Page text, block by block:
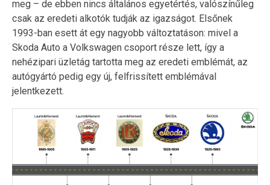
meg – de ebben nincs általános egyetértés, valószínűleg
csak az eredeti alkotók tudják az igazságot. Elsőnek
1993-ban esett át egy nagyobb változtatáson: mivel a
Skoda Auto a Volkswagen csoport része lett, így a
nehézipari üzletág tartotta meg az eredeti emblémát, az
autógyártó pedig egy új, felfrissített emblémával
jelentkezett.